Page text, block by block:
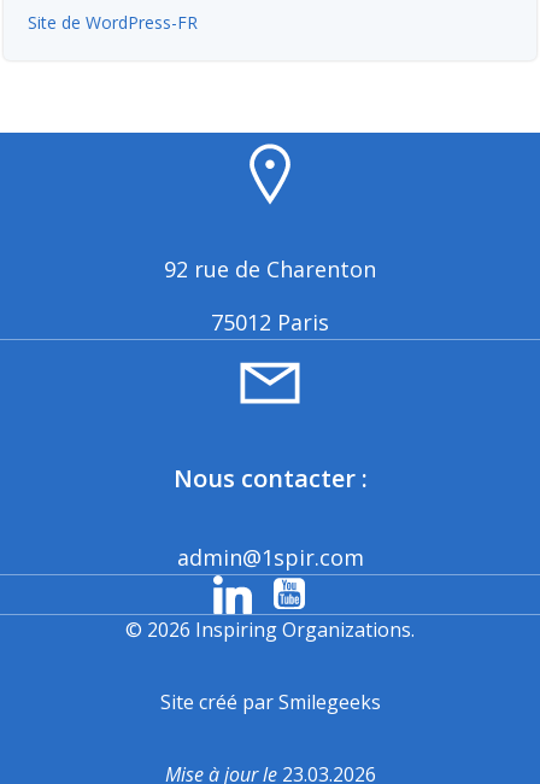
Site de WordPress-FR
92 rue de Charenton
75012 Paris
Nous contacter :
admin@1spir.com
© 2026 Inspiring Organizations.
Site créé par Smilegeeks
Mise à jour le23.03.2026